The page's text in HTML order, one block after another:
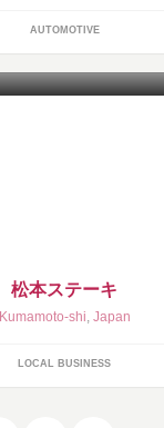
AUTOMOTIVE
松本ステーキ
Kumamoto-shi, Japan
LOCAL BUSINESS